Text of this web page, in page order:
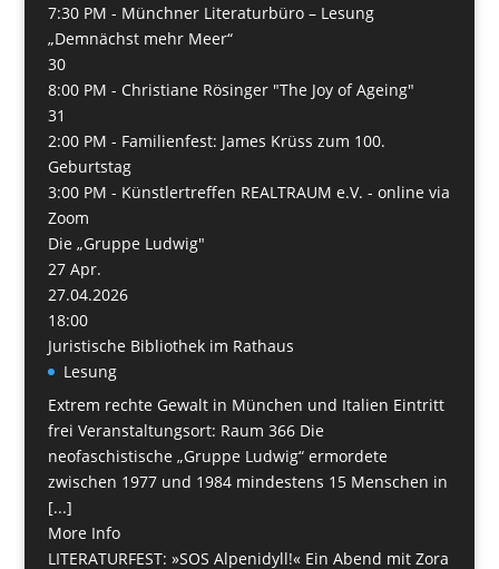
7:30 PM - Münchner Literaturbüro – Lesung
„Demnächst mehr Meer“
30
8:00 PM - Christiane Rösinger "The Joy of Ageing"
31
2:00 PM - Familienfest: James Krüss zum 100.
Geburtstag
3:00 PM - Künstlertreffen REALTRAUM e.V. - online via
Zoom
Die „Gruppe Ludwig"
27 Apr.
27.04.2026
18:00
Juristische Bibliothek im Rathaus
Lesung
Extrem rechte Gewalt in München und Italien Eintritt
frei Veranstaltungsort: Raum 366 Die
neofaschistische „Gruppe Ludwig“ ermordete
zwischen 1977 und 1984 mindestens 15 Menschen in
[...]
More Info
LITERATURFEST: »SOS Alpenidyll!« Ein Abend mit Zora